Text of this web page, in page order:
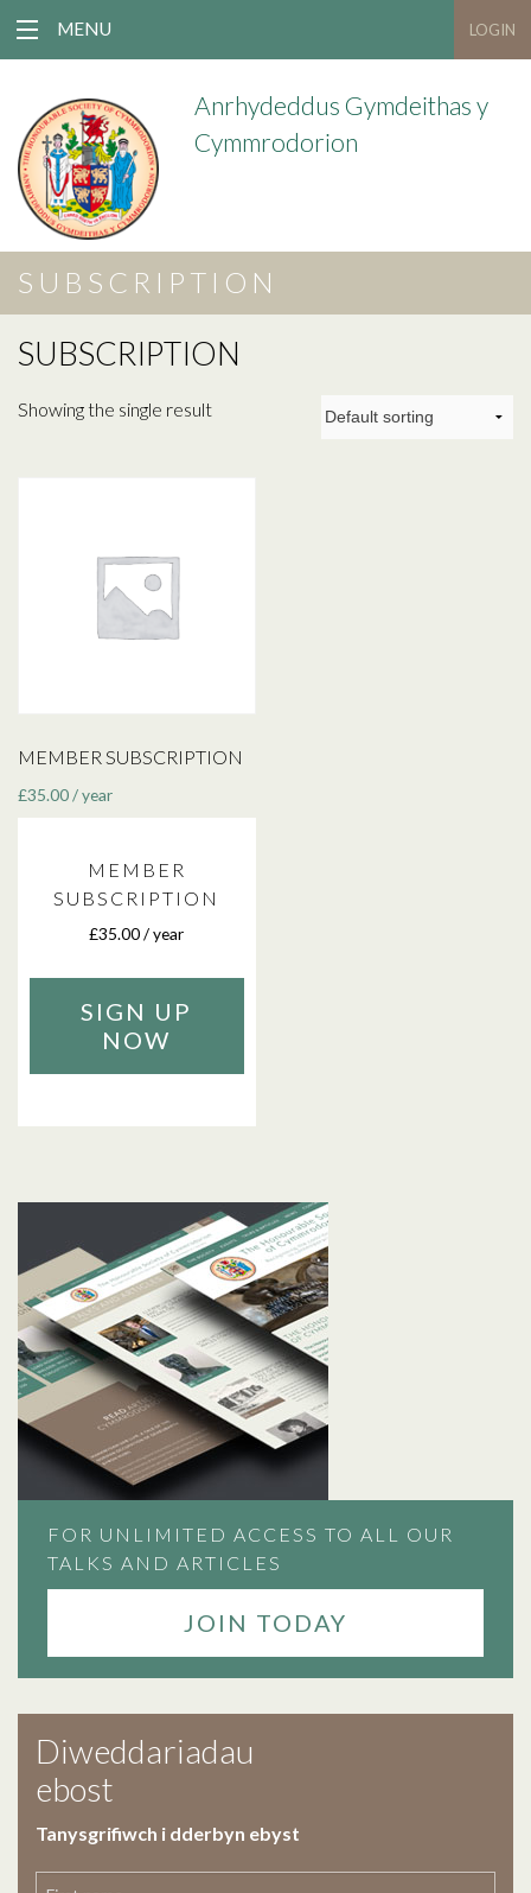
MENU LOGIN
Anrhydeddus Gymdeithas y
Cymmrodorion
SUBSCRIPTION
SUBSCRIPTION
Showing the single result
MEMBER SUBSCRIPTION
£35.00/ year
MEMBER
SUBSCRIPTION
£35.00/ year
SIGN UP
NOW
FOR UNLIMITED ACCESS TO ALL OUR
TALKS AND ARTICLES
JOIN TODAY
Diweddariadau
ebost
Tanysgrifiwch i dderbyn ebyst